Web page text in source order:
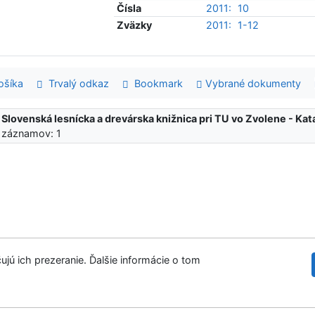
Čísla
2011:
10
Zväzky
2011: 1-12
Trvalý odkaz Bookmark Vybrané dokumenty
Slovenská lesnícka a drevárska knižnica pri TU vo Zvolene -
1
Súkromie
Modul OpenSearch
Slovenská
ich prezeranie. Ďalšie informácie o tom